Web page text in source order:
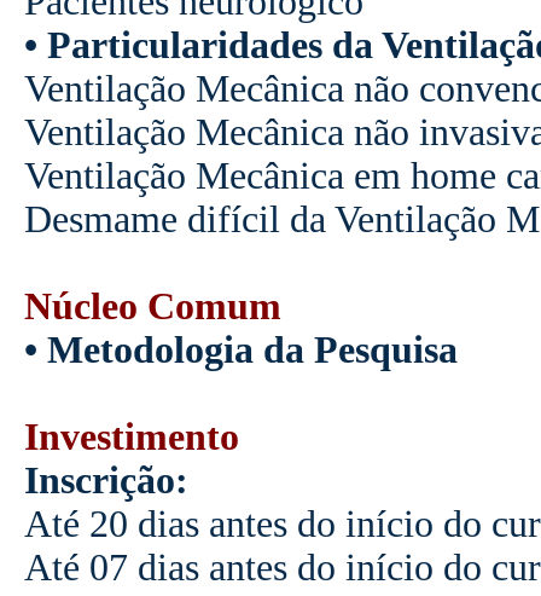
• Particularidades da
Ventilação Mecânica não
Ventilação Mecânica não
Ventilação Mecânica em home
Desmame difícil da Ventilação
Núcleo Comum
• Metodologia da Pesquisa
Investimento
Inscrição:
Até 20 dias antes do início do
Até 07 dias antes do início do